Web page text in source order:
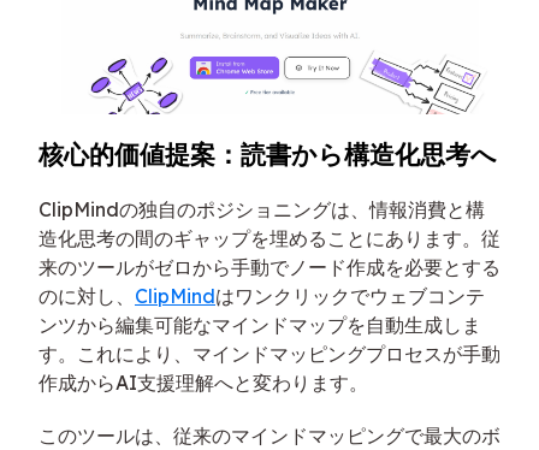
核心的価値提案：読書から構造化思考へ
ClipMindの独自のポジショニングは、情報消費と構
造化思考の間のギャップを埋めることにあります。従
来のツールがゼロから手動でノード作成を必要とする
のに対し、 ClipMindはワンクリックでウェブコンテ
ンツから編集可能なマインドマップを自動生成しま
す。これにより、マインドマッピングプロセスが手動
作成からAI支援理解へと変わります。
このツールは、従来のマインドマッピングで最大のボ